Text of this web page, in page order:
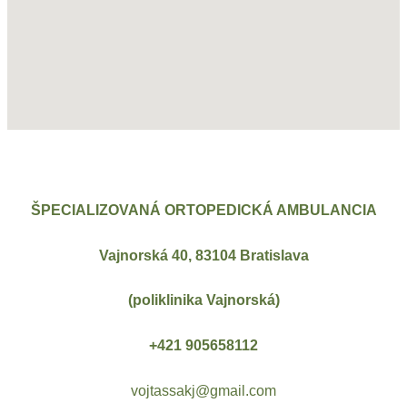
ŠPECIALIZOVANÁ ORTOPEDICKÁ AMBULANCIA
Vajnorská 40, 83104 Bratislava
(poliklinika Vajnorská)
+421 905658112
vojtassakj@gmail.com